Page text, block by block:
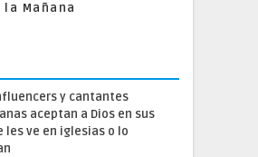
Mañana
y cantantes
aceptan a Dios en sus
les ve en iglesias o lo